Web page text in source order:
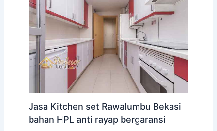
Jasa Kitchen set Rawalumbu Bekasi
bahan HPL anti rayap bergaransi